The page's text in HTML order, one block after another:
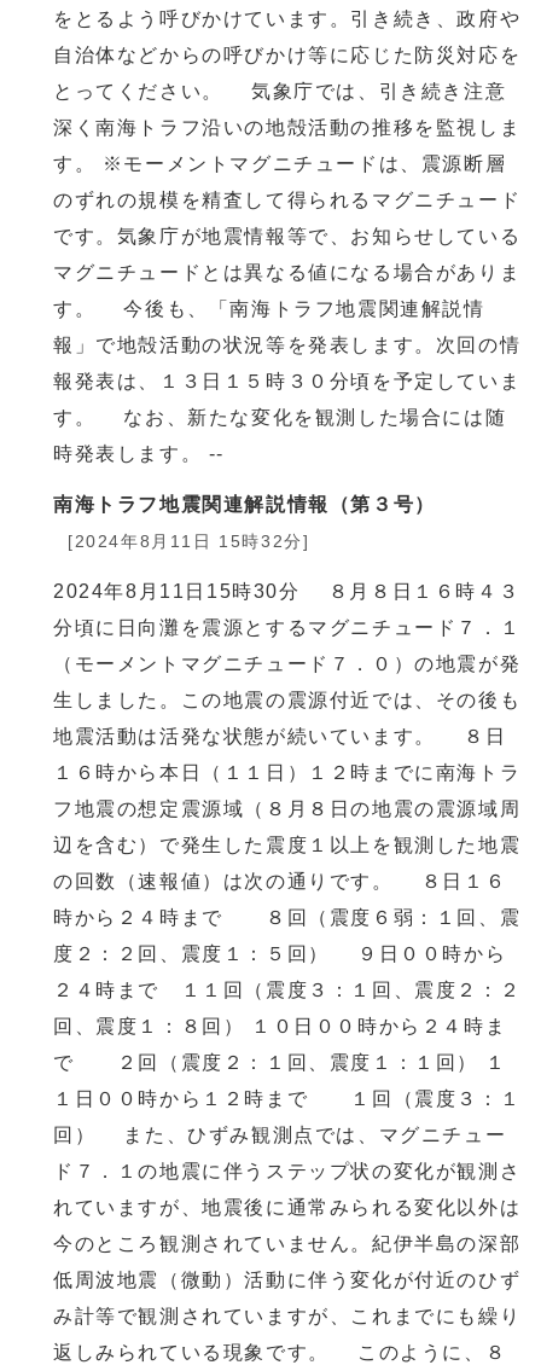
をとるよう呼びかけています。引き続き、政府や
自治体などからの呼びかけ等に応じた防災対応を
とってください。 気象庁では、引き続き注意
深く南海トラフ沿いの地殻活動の推移を監視しま
す。 ※モーメントマグニチュードは、震源断層
のずれの規模を精査して得られるマグニチュード
です。気象庁が地震情報等で、お知らせしている
マグニチュードとは異なる値になる場合がありま
す。 今後も、「南海トラフ地震関連解説情
報」で地殻活動の状況等を発表します。次回の情
報発表は、１３日１５時３０分頃を予定していま
す。 なお、新たな変化を観測した場合には随
時発表します。 --
南海トラフ地震関連解説情報（第３号）
[2024年8月11日 15時32分]
2024年8月11日15時30分 ８月８日１６時４３
分頃に日向灘を震源とするマグニチュード７．１
（モーメントマグニチュード７．０）の地震が発
生しました。この地震の震源付近では、その後も
地震活動は活発な状態が続いています。 ８日
１６時から本日（１１日）１２時までに南海トラ
フ地震の想定震源域（８月８日の地震の震源域周
辺を含む）で発生した震度１以上を観測した地震
の回数（速報値）は次の通りです。 ８日１６
時から２４時まで ８回（震度６弱：１回、震
度２：２回、震度１：５回） ９日００時から
２４時まで １１回（震度３：１回、震度２：２
回、震度１：８回） １０日００時から２４時ま
で ２回（震度２：１回、震度１：１回） １
１日００時から１２時まで １回（震度３：１
回） また、ひずみ観測点では、マグニチュー
ド７．１の地震に伴うステップ状の変化が観測さ
れていますが、地震後に通常みられる変化以外は
今のところ観測されていません。紀伊半島の深部
低周波地震（微動）活動に伴う変化が付近のひず
み計等で観測されていますが、これまでにも繰り
返しみられている現象です。 このように、８